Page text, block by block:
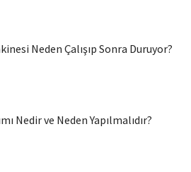
Neden Çalışıp Sonra Duruyor?
Nedir ve Neden Yapılmalıdır?